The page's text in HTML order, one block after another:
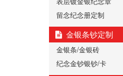
留念纪念册定制
金银条钞定制
金银条/金银砖
纪念金钞银钞/卡